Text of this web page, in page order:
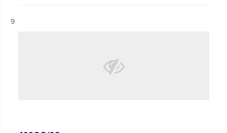
Résultat n°
9